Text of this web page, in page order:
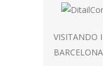
VISITANDO